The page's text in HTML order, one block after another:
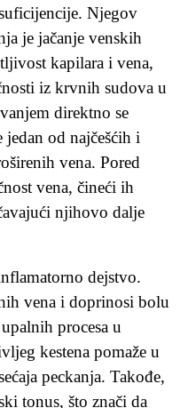
Njegov
je jačanje venskih
kapilara i vena,
iz krvnih sudova u
direktno se
od najčešćih i
vena. Pored
vena, čineći ih
njihovo dalje
dejstvo.
vena i doprinosi bolu
procesa u
kestena pomaže u
peckanja. Takođe,
tonus, što znači da